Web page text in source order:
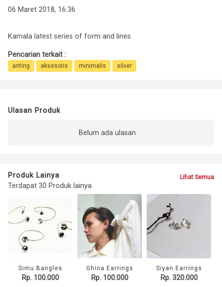
06 Maret 2018, 16:36
Kamala latest series of form and lines.
Pencarian terkait :
anting aksesoris minimalis silver
Ulasan Produk
Belum ada ulasan
Produk Lainya
Terdapat 30 Produk lainya
Lihat Semua
Simu Bangles
Rp. 100.000
Ghina Earrings
Rp. 100.000
Siyan Earrings
Rp. 320.000